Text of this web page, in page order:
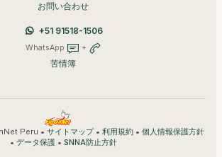
お問い合わせ
+51 91518-1506
WhatsApp +
苦情簿
Peru • サイトマップ• 利用規約 • 個人情報保護方針
• データ保護• SNNA防止方針